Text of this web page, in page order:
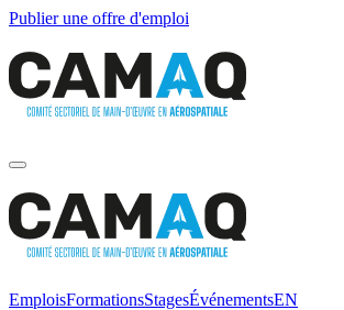
Publier une offre d'emploi
EmploisFormationsStagesÉvénementsEN